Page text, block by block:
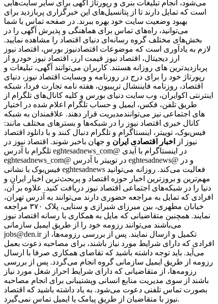
می‌شود، انجام تبلیغات بنری و رپورتاژ آگهی برای سایر سایت‌هایی
است که تمایل دارند تا از پتانسیل‌های این خبرگزاری پربازدید برای
بهبود وضعیت سایت خود بهره ببرند. در صفحه تماس با شما
می‌توانید، راه‌های تماس برای هماهنگی و پذیرش آگهی را در
بخش‌های مختلف گروه رسانه‌ای دنیای اقتصاد را مشاهده نمایید.
لازم به یادآوری است که موضوعات اقتصادنیوز بورس، اقتصاد نیوز
ارز دیجیتال، اقتصاد نیوز قیمت ارز، اقتصاد نیوز خودرو از
پربازدیدترین های روزانه هستند. کاربران می‌توانند آگهی، تبلیغات و
رپورتاژ خود را برای درج در روزنامه و وبسایت اقتصاد نیوز، دنیای
اقتصاد، روزنامه فایننشال تریبیون، هفته نامه تجارت فردا، شبکه
اینترنتی اکوایران، وب سایت دنیای بورس و کلیه کانال‌های تلگرام از
طریق تلفن، فکس، ایمیل و حساب تلگرام اعلام شده در اختیار
مدیریت قرار دهند. علاقمندان به شبکه‎‌های اجتماعی نیز می‌توانند
کانال خبری اقتصاد نیوز را در شبکه‌ها و بسترهای مختلف مانند:
فیس‌بوک، توییتر، اینستاگرام و تلگرام دنبال کنند و با دانلود اقتصاد
نیوز از
اخبار اقتصادی ایران و جهان باخبر شوند. اقتصاد نیوز در
تلگرام با آدرس eghtesadnews_com@ در اینستاگرام با آیدی
eghtesadnews_com@ در توییتر با آدرس eghtesadnews@ و در
فیس‌بوک با نشانی eghtesadnews فعالیت می‌کند. روزانه می‌توانید
مهم‌ترین و بروزترین اخبار حوزه اقتصاد و پربحث‌ترین اخبار ایران و
دنیا را در شبکه‌های اجتماعی اقتصاد نیوز دریافت کنید. علاوه بر آن،
افرادی که تمایل به مراجعه حضوری دارند می‌توانند به آدرس تهران،
خیابان مطهری، بین میرزای شیرازی و سنایی، پلاک ۳۷۰ مراجعه
نمایند. همچنین متقاضیانی که مایل به همکاری با رسانه‌ اقتصاد نیوز
می‌باشند می‌توانند رزومه خود را از طریق ایمیل سازمانی
jobs@den.ir تکمیل و ارسال نمایند. پس از بررسی رزومه‌ها، از
افرادی که دارای شرایط مورد نیاز باشند، برای مصاحبه دعوت بعمل
می‌آید. باید توجه داشته باشید که تقاضای همکاری صرفا با ارسال
رزومه از طریق ایمیل سازمانی گروه انجام می‌گردد. پس از بررسی
رزومه‌ها، از متقاضیانی که دارای شرایط احراز شغل مورد نیاز
باشند از سوی مدیریت منابع انسانی وپشتیبانی برای انجام مصاحبه
بصورت تماس تلفنی دعوت می‌شود. به یاد داشته باشید که اقتصاد
نیوز با متقاضیان از طریق پیامک یا ایمیل تماس نمی‌گیرد.